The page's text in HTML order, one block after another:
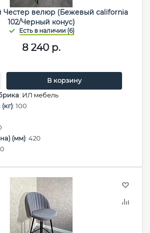
Честер велюр (Бежевый california
102/Черный конус)
8 240 р.
В корзину
: ИЛ мебель
: 100
(мм): 420